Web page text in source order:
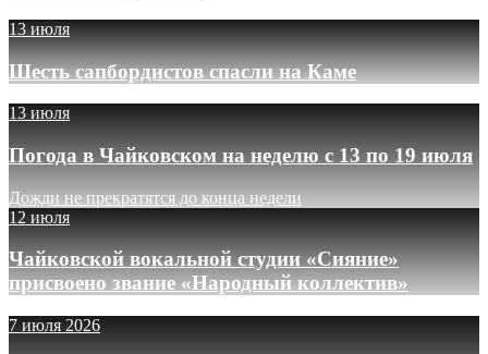
13 июля
Шесть сапбордистов спасли на Каме
13 июля
Погода в Чайковском на неделю с 13 по 19 июля
Дожди не прекратятся до конца недели
12 июля
Чайковской вокальной студии «Сияние»
присвоено звание «Народный коллектив»
7 июля 2026